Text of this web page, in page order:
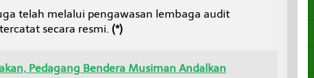
telah melalui pengawasan lembaga audit
secara resmi. (*)
Pedagang Bendera Musiman Andalkan